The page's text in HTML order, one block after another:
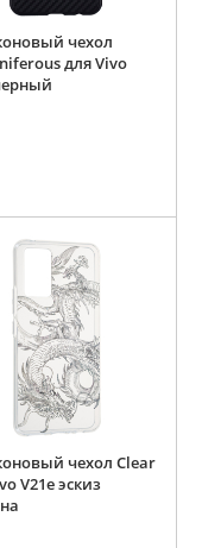
чехол
для Vivo
чехол Clear
V21e эскиз